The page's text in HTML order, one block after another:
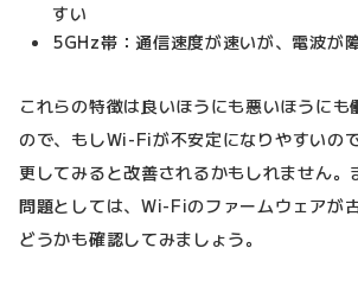
すい
5GHz帯：通信速度が速いが、電波が
これらの特徴は良いほうにも悪いほうにも
ので、もしWi-Fiが不安定になりやすいの
更してみると改善されるかもしれません。
問題としては、Wi-Fiのファームウェアが
どうかも確認してみましょう。